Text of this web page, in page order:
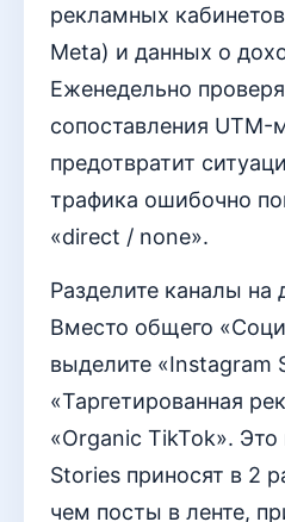
рекламных
Meta) и данных о
Еженедельно
сопоставления UTM-
предотвратит
трафика ошибочно
«direct / none».
Разделите каналы на
Вместо общего
выделите «Instagram
«Таргетированная
«Organic TikTok». Это
Stories приносят в 2
чем посты в ленте,